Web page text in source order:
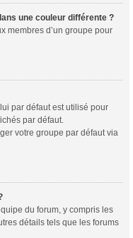
une couleur différente ?
membres d’un groupe pour
par défaut est utilisé pour
par défaut.
votre groupe par défaut via
du forum, y compris les
détails tels que les forums